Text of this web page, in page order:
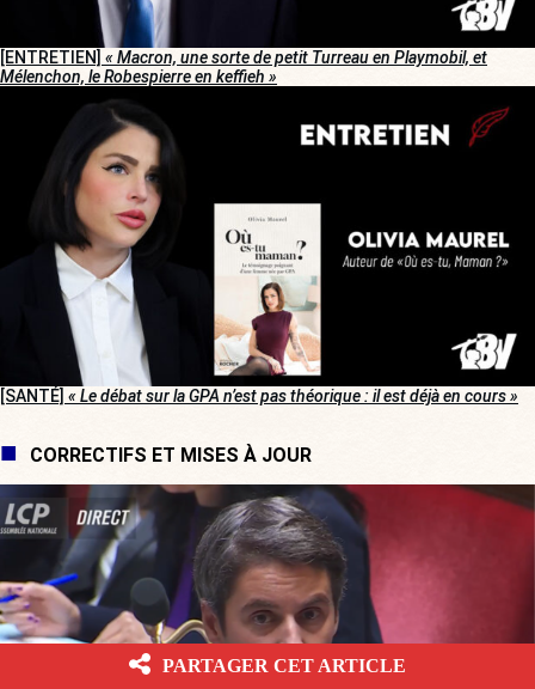
[ENTRETIEN] « Macron, une sorte de petit Turreau en Playmobil, et
Mélenchon, le Robespierre en keffieh »
[SANTÉ] « Le débat sur la GPA n’est pas théorique : il est déjà en cours »
CORRECTIFS ET MISES À JOUR
PARTAGER CET ARTICLE